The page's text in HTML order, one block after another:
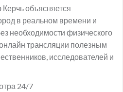
объясняется
в реальном времени и
необходимости физического
трансляции полезным
исследователей и
24/7